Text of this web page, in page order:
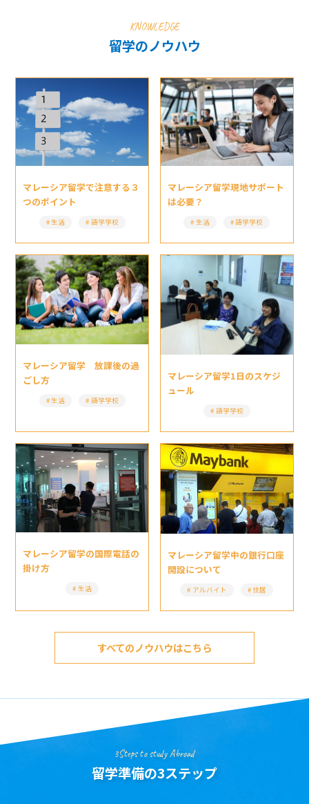
KNOWLEDGE
留学のノウハウ
マレーシア留学で注意する３
つのポイント
生活 語学学校
マレーシア留学現地サポート
は必要？
生活 語学学校
マレーシア留学 放課後の過
ごし方
生活 語学学校
マレーシア留学1日のスケジ
ュール
語学学校
マレーシア留学の国際電話の
掛け方
生活
マレーシア留学中の銀行口座
開設について
アルバイト 住居
すべてのノウハウはこちら
3Steps to study Abroad
留学準備の3ステップ